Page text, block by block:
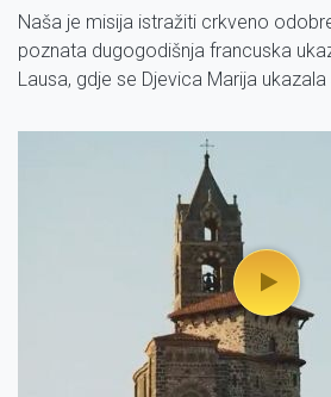
Naša je misija istražiti crkveno
poznata dugogodišnja francuska
Lausa, gdje se Djevica Marija